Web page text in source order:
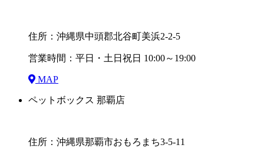
住所：沖縄県中頭郡北谷町美浜2-2-5
営業時間：平日・土日祝日 10:00～19:00
MAP
ペットボックス 那覇店
住所：沖縄県那覇市おもろまち3-5-11